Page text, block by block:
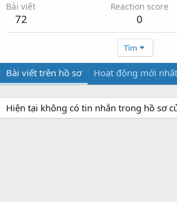
Bài viết
72
Reaction score
0
Tìm
Bài viết trên hồ sơ Hoạt động mới nhất
Hiện tại không có tin nhắn trong hồ sơ